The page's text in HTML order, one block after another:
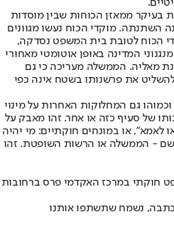
ממאזן הכוחות שבין מוסדות
השתנתה. מוקדי הכוח נעשו מגוונים
הכוח לטובת בית המשפט נסדקה,
המדינה באופן אוטומטי מאחורי
מאליה. הממשלה מעריכה כי גם
את פרשנותו בשטח אינה כפי
גם המחלוקות האחרות על מינוי
של סעיף כזה או אחר. זהו מאבק על
לאמא", או במונחים חוקתיים: מי יהיה
- הממשלה או הרשות השופטת. זהו
חוקתי במרכז האקדמי פרס ברחובות
נשמח שתשתפו אותנו